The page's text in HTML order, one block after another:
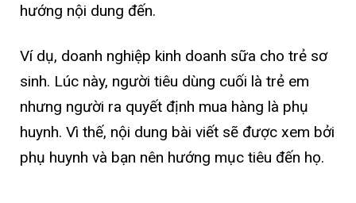
hướng nội dung đến.
Ví dụ, doanh nghiệp kinh doanh sữa cho trẻ sơ
sinh. Lúc này, người tiêu dùng cuối là trẻ em
nhưng người ra quyết định mua hàng là phụ
huynh. Vì thế, nội dung bài viết sẽ được xem bởi
phụ huynh và bạn nên hướng mục tiêu đến họ.